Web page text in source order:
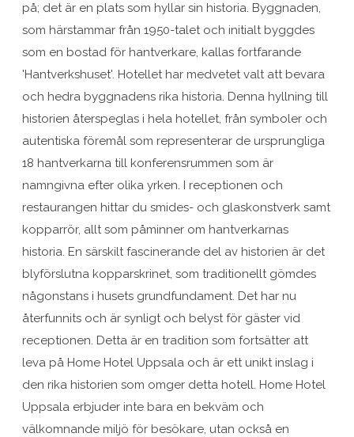
på; det är en plats som hyllar sin historia. Byggnaden,
som härstammar från 1950-talet och initialt byggdes
som en bostad för hantverkare, kallas fortfarande
'Hantverkshuset'. Hotellet har medvetet valt att bevara
och hedra byggnadens rika historia. Denna hyllning till
historien återspeglas i hela hotellet, från symboler och
autentiska föremål som representerar de ursprungliga
18 hantverkarna till konferensrummen som är
namngivna efter olika yrken. I receptionen och
restaurangen hittar du smides- och glaskonstverk samt
kopparrör, allt som påminner om hantverkarnas
historia. En särskilt fascinerande del av historien är det
blyförslutna kopparskrinet, som traditionellt gömdes
någonstans i husets grundfundament. Det har nu
återfunnits och är synligt och belyst för gäster vid
receptionen. Detta är en tradition som fortsätter att
leva på Home Hotel Uppsala och är ett unikt inslag i
den rika historien som omger detta hotell. Home Hotel
Uppsala erbjuder inte bara en bekväm och
välkomnande miljö för besökare, utan också en